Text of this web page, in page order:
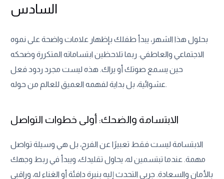
السادس
بحلول هذا الشهر، يبدأ طفلك بإظهار علامات واضحة على نموه
الاجتماعي والعاطفي. ربما تلاحظين ابتساماته المتكررة وضحكه
حين يسمع صوتك أو يراك. هذه ليست مجرد ردود فعل
عشوائية، بل بداية لفهمه العميق للعالم من حوله.
الابتسامة والضحك: أولى خطوات التواصل
الابتسامة ليست فقط تعبيرًا عن الفرح، بل هي وسيلة تواصل
مهمة. عندما تبتسمين له، يحاول تقليدك، ويبدأ في ربط وجهك
بالأمان والسعادة. جربي التحدث إليه بنبرة دافئة أو الغناء له، وراقبي